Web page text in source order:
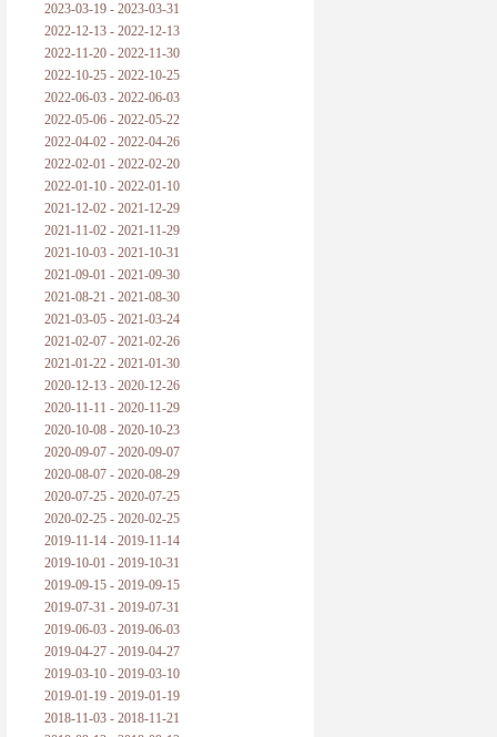
2023-03-19 - 2023-03-31
2022-12-13 - 2022-12-13
2022-11-20 - 2022-11-30
2022-10-25 - 2022-10-25
2022-06-03 - 2022-06-03
2022-05-06 - 2022-05-22
2022-04-02 - 2022-04-26
2022-02-01 - 2022-02-20
2022-01-10 - 2022-01-10
2021-12-02 - 2021-12-29
2021-11-02 - 2021-11-29
2021-10-03 - 2021-10-31
2021-09-01 - 2021-09-30
2021-08-21 - 2021-08-30
2021-03-05 - 2021-03-24
2021-02-07 - 2021-02-26
2021-01-22 - 2021-01-30
2020-12-13 - 2020-12-26
2020-11-11 - 2020-11-29
2020-10-08 - 2020-10-23
2020-09-07 - 2020-09-07
2020-08-07 - 2020-08-29
2020-07-25 - 2020-07-25
2020-02-25 - 2020-02-25
2019-11-14 - 2019-11-14
2019-10-01 - 2019-10-31
2019-09-15 - 2019-09-15
2019-07-31 - 2019-07-31
2019-06-03 - 2019-06-03
2019-04-27 - 2019-04-27
2019-03-10 - 2019-03-10
2019-01-19 - 2019-01-19
2018-11-03 - 2018-11-21